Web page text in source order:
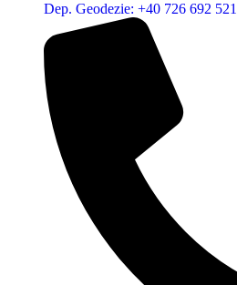
Dep. Geodezie: +40 726 692 521